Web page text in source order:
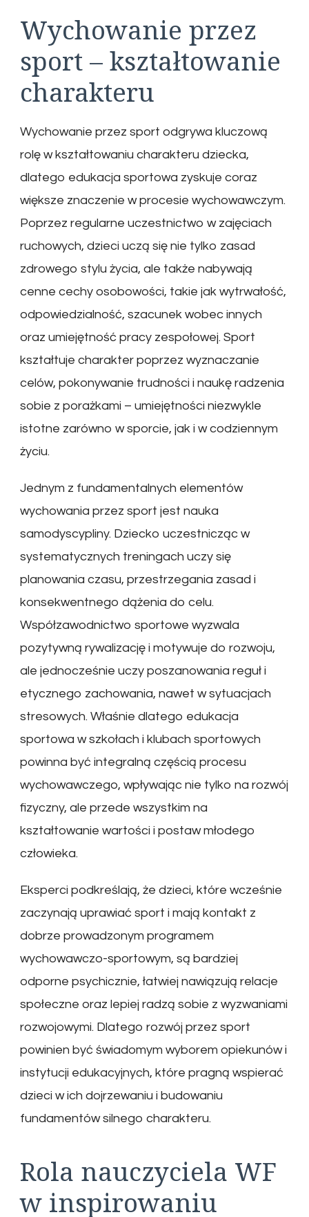
Wychowanie przez
sport – kształtowanie
charakteru
Wychowanie przez sport odgrywa kluczową
rolę w kształtowaniu charakteru dziecka,
dlatego edukacja sportowa zyskuje coraz
większe znaczenie w procesie wychowawczym.
Poprzez regularne uczestnictwo w zajęciach
ruchowych, dzieci uczą się nie tylko zasad
zdrowego stylu życia, ale także nabywają
cenne cechy osobowości, takie jak wytrwałość,
odpowiedzialność, szacunek wobec innych
oraz umiejętność pracy zespołowej. Sport
kształtuje charakter poprzez wyznaczanie
celów, pokonywanie trudności i naukę radzenia
sobie z porażkami – umiejętności niezwykle
istotne zarówno w sporcie, jak i w codziennym
życiu.
Jednym z fundamentalnych elementów
wychowania przez sport jest nauka
samodyscypliny. Dziecko uczestnicząc w
systematycznych treningach uczy się
planowania czasu, przestrzegania zasad i
konsekwentnego dążenia do celu.
Współzawodnictwo sportowe wyzwala
pozytywną rywalizację i motywuje do rozwoju,
ale jednocześnie uczy poszanowania reguł i
etycznego zachowania, nawet w sytuacjach
stresowych. Właśnie dlatego edukacja
sportowa w szkołach i klubach sportowych
powinna być integralną częścią procesu
wychowawczego, wpływając nie tylko na rozwój
fizyczny, ale przede wszystkim na
kształtowanie wartości i postaw młodego
człowieka.
Eksperci podkreślają, że dzieci, które wcześnie
zaczynają uprawiać sport i mają kontakt z
dobrze prowadzonym programem
wychowawczo-sportowym, są bardziej
odporne psychicznie, łatwiej nawiązują relacje
społeczne oraz lepiej radzą sobie z wyzwaniami
rozwojowymi. Dlatego rozwój przez sport
powinien być świadomym wyborem opiekunów i
instytucji edukacyjnych, które pragną wspierać
dzieci w ich dojrzewaniu i budowaniu
fundamentów silnego charakteru.
Rola nauczyciela WF
w inspirowaniu